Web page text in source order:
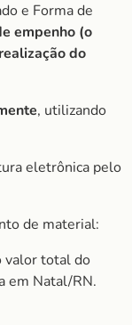
e Forma de
empenho (o
do
, utilizando
eletrônica pelo
de material:
valor total do
em Natal/RN.